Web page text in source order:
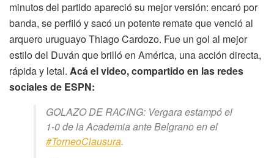
minutos del partido apareció su mejor versión: encaró por
banda, se perfiló y sacó un potente remate que venció al
arquero uruguayo Thiago Cardozo. Fue un gol al mejor
estilo del Duván que brilló en América, una acción directa,
rápida y letal. Acá el video, compartido en las redes
sociales de ESPN:
GOLAZO DE RACING: Vergara estampó el
1-0 de la Academia ante Belgrano en el
#TorneoClausura.